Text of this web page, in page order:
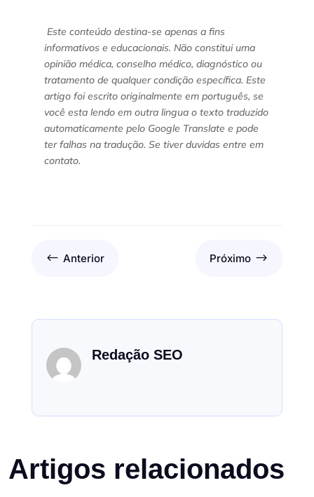
Este conteúdo destina-se apenas a fins
informativos e educacionais. Não constitui uma
opinião médica, conselho médico, diagnóstico ou
tratamento de qualquer condição específica. Este
artigo foi escrito originalmente em português, se
você esta lendo em outra lingua o texto traduzido
automaticamente pelo Google Translate e pode
ter falhas na tradução. Se tiver duvidas entre em
contato.
# Anterior Próximo $
Redação SEO
Artigos relacionados